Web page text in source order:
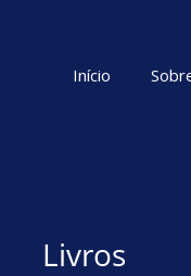
Início
Livros